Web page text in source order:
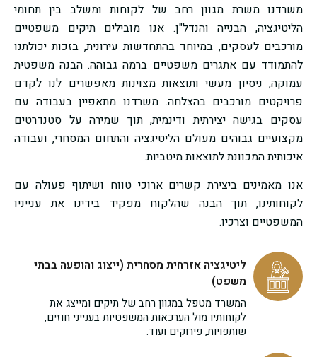
משרדנו משרת מגוון רחב של לקוחות ומשלב בין תחומי
הליטיגציה, הבנייה והנדל"ן. אנו מובילים תיקים משפטיים
מורכבים לעסקים, במיוחד בהתחדשות עירונית, בזכות יכולתנו
להתמודד עם אתגרים משפטיים ברמה גבוהה. הבנה משפטית
עמוקה, ניסיון מעשי ותוצאות מצוינות מאפשרים לנו לקדם
פרויקטים מורכבים בהצלחה. משרדנו מתאפיין בעבודה עם
עסקים בגישה יצירתית ודינמית, תוך שמירה על סטנדרטים
מקצועיים גבוהים מעולם הליטיגציה והתחום המסחרי, ועבודה
איכותית המכוונת לתוצאות מיטביות.
אנו מאמינים ביצירת קשרים ארוכי טווח ושיתוף פעולה עם
לקוחותינו, תוך הבנה שהלקוח מפקיד בידינו את ענייניו
המשפטיים וצרכיו.
ליטיגציה אזרחית מסחרית (ייצוג והופעה בבתי
משפט)
המשרד מטפל במגוון רחב של תיקים ומייצג את
לקוחותיו מול הערכאות המשפטיות בענייני חוזים,
שותפויות, פירוקים ועוד.